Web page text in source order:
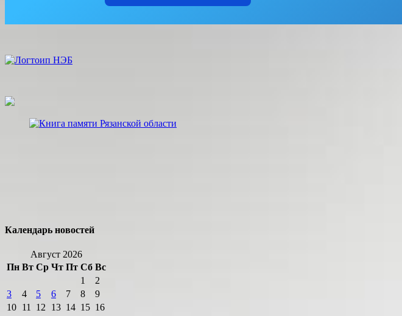
Календарь новостей
Август 2026
Пн Вт Ср Чт Пт Сб Вс
1
2
3
4 5 6 7 8
9
10 11 12 13 14 15 16